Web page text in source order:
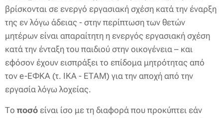
βρίσκονται σε ενεργό εργασιακή σχέση κατά την έναρξη
της εν λόγω άδειας - στην περίπτωση των θετών
μητέρων είναι απαραίτητη η ενεργός εργασιακή σχέση
κατά την ένταξη του παιδιού στην οικογένεια – και
εφόσον έχουν εισπράξει το επίδομα μητρότητας από
τον e-ΕΦΚΑ (τ. ΙΚΑ - ΕΤΑΜ) για την αποχή από την
εργασία λόγω λοχείας.
Το ποσό είναι ίσο με τη διαφορά που προκύπτει εάν